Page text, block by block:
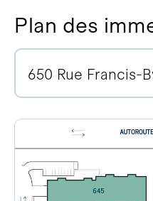
Plan des
650 Rue Francis-